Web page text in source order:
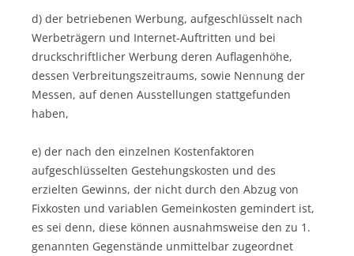
d) der betriebenen Werbung, aufgeschlüsselt nach
Werbe­trä­gern und Internet-Auftritten und bei
druckschriftlicher Werbung deren Auflagenhöhe,
dessen Verbreitungszeitraums, sowie Nennung der
Messen, auf denen Ausstellungen stattgefunden
haben,
e) der nach den einzelnen Kostenfaktoren
aufgeschlüsselten Gestehungskosten und des
erzielten Gewinns, der nicht durch den Abzug von
Fixkosten und variablen Gemeinkosten gemindert ist,
es sei denn, diese können ausnahmsweise den zu 1.
genannten Gegenstände unmittelbar zugeordnet